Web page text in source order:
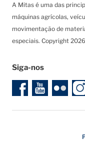
A Mitas é uma das
máquinas agrícolas,
movimentação de
especiais. Copyright
Siga-nos